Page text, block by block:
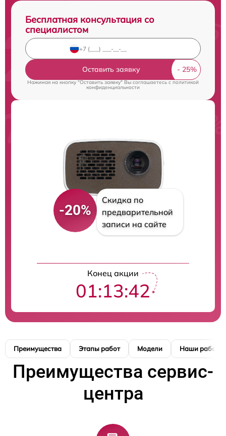
Бесплатная консультация со
специалистом
Оставить заявку
Нажимая на кнопку "Оставить заявку" Вы соглашаетесь cполитикой
конфиденциальности
-20%
Скидка по
предварительной
записи на сайте
Конец акции
01:13:41
Преимущества Этапы работ Модели Наши работы
Преимущества сервис-
центра